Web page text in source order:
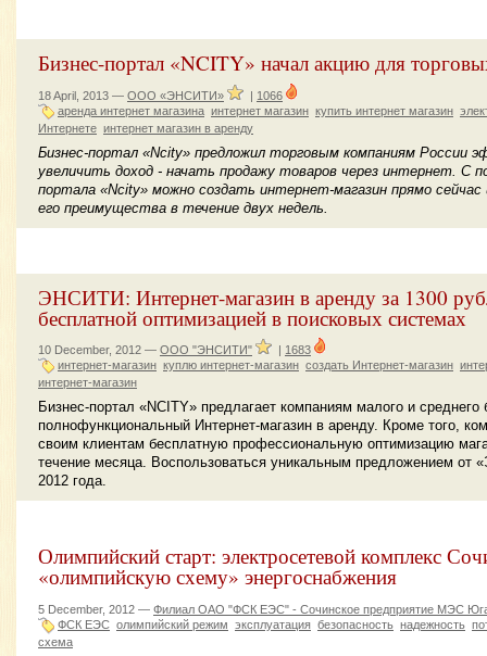
Бизнес-портал «NCITY» начал акцию для
18 April, 2013 — ООО «ЭНСИТИ» | 1066
аренда интернет магазина интернет магазин купить интернет магазин
Интернете интернет магазин в аренду
Бизнес-портал «Ncity» предложил торговым компаниям России
увеличить доход - начать продажу товаров через интернет. С
портала «Ncity» можно создать интернет-магазин прямо сейчас
его преимущества в течение двух недель.
ЭНСИТИ: Интернет-магазин в аренду за 1300
бесплатной оптимизацией в поисковых системах
10 December, 2012 — ООО "ЭНСИТИ"
1683
интернет-магазин куплю интернет-магазин создать Интернет-магазин
интернет-магазин
Бизнес-портал «NCITY» предлагает компаниям малого и среднего
полнофункциональный Интернет-магазин в аренду. Кроме того,
своим клиентам бесплатную профессиональную оптимизацию
течение месяца. Воспользоваться уникальным предложением
2012 года.
Олимпийский старт: электросетевой комплекс
«олимпийскую схему» энергоснабжения
5 December, 2012 — Филиал ОАО "ФСК ЕЭС" - Сочинское предприятие МЭС
ФСК ЕЭС олимпийский режим эксплуатация безопасность надежность
схема